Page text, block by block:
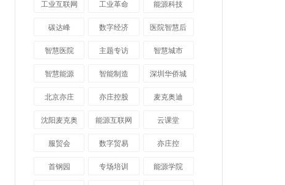
工业互联网 工业革命 能源科技
碳达峰 数字经济 医院智慧后
勤
智慧医院 主题专访 智慧城市
​智慧能源 智能制造 深圳华侨城
北京亦庄 亦庄控股 麦克奥迪
沈阳麦克奥
迪
能源互联网 云课堂
服贸会 数字贸易 亦庄控
首钢园 专场培训 能源学院